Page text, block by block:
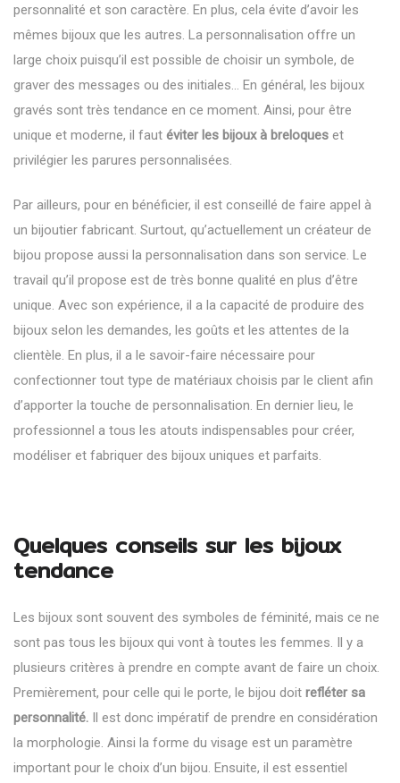
personnalité et son caractère. En plus, cela évite d’avoir les
mêmes bijoux que les autres. La personnalisation offre un
large choix puisqu’il est possible de choisir un symbole, de
graver des messages ou des initiales… En général, les bijoux
gravés sont très tendance en ce moment. Ainsi, pour être
unique et moderne, il faut éviter les bijoux à breloques et
privilégier les parures personnalisées.
Par ailleurs, pour en bénéficier, il est conseillé de faire appel à
un bijoutier fabricant. Surtout, qu’actuellement un créateur de
bijou propose aussi la personnalisation dans son service. Le
travail qu’il propose est de très bonne qualité en plus d’être
unique. Avec son expérience, il a la capacité de produire des
bijoux selon les demandes, les goûts et les attentes de la
clientèle. En plus, il a le savoir-faire nécessaire pour
confectionner tout type de matériaux choisis par le client afin
d’apporter la touche de personnalisation. En dernier lieu, le
professionnel a tous les atouts indispensables pour créer,
modéliser et fabriquer des bijoux uniques et parfaits.
Quelques conseils sur les bijoux
tendance
Les bijoux sont souvent des symboles de féminité, mais ce ne
sont pas tous les bijoux qui vont à toutes les femmes. Il y a
plusieurs critères à prendre en compte avant de faire un choix.
Premièrement, pour celle qui le porte, le bijou doit refléter sa
personnalité. Il est donc impératif de prendre en considération
la morphologie. Ainsi la forme du visage est un paramètre
important pour le choix d’un bijou. Ensuite, il est essentiel